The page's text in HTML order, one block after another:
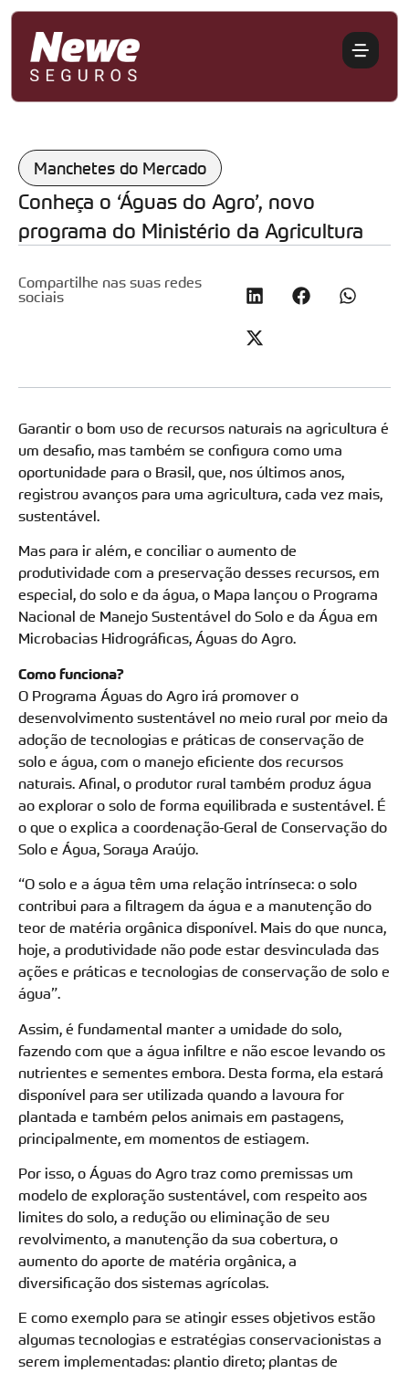
Manchetes do Mercado
Conheça o ‘Águas do Agro’, novo
programa do Ministério da Agricultura
Compartilhe nas suas redes
sociais
Garantir o bom uso de recursos naturais na agricultura é
um desafio, mas também se configura como uma
oportunidade para o Brasil, que, nos últimos anos,
registrou avanços para uma agricultura, cada vez mais,
sustentável.
Mas para ir além, e conciliar o aumento de
produtividade com a preservação desses recursos, em
especial, do solo e da água, o Mapa lançou o Programa
Nacional de Manejo Sustentável do Solo e da Água em
Microbacias Hidrográficas, Águas do Agro.
Como funciona?
O Programa Águas do Agro irá promover o
desenvolvimento sustentável no meio rural por meio da
adoção de tecnologias e práticas de conservação de
solo e água, com o manejo eficiente dos recursos
naturais. Afinal, o produtor rural também produz água
ao explorar o solo de forma equilibrada e sustentável. É
o que o explica a coordenação-Geral de Conservação do
Solo e Água, Soraya Araújo.
“O solo e a água têm uma relação intrínseca: o solo
contribui para a filtragem da água e a manutenção do
teor de matéria orgânica disponível. Mais do que nunca,
hoje, a produtividade não pode estar desvinculada das
ações e práticas e tecnologias de conservação de solo e
água”.
Assim, é fundamental manter a umidade do solo,
fazendo com que a água infiltre e não escoe levando os
nutrientes e sementes embora. Desta forma, ela estará
disponível para ser utilizada quando a lavoura for
plantada e também pelos animais em pastagens,
principalmente, em momentos de estiagem.
Por isso, o Águas do Agro traz como premissas um
modelo de exploração sustentável, com respeito aos
limites do solo, a redução ou eliminação de seu
revolvimento, a manutenção da sua cobertura, o
aumento do aporte de matéria orgânica, a
diversificação dos sistemas agrícolas.
E como exemplo para se atingir esses objetivos estão
algumas tecnologias e estratégias conservacionistas a
serem implementadas: plantio direto; plantas de